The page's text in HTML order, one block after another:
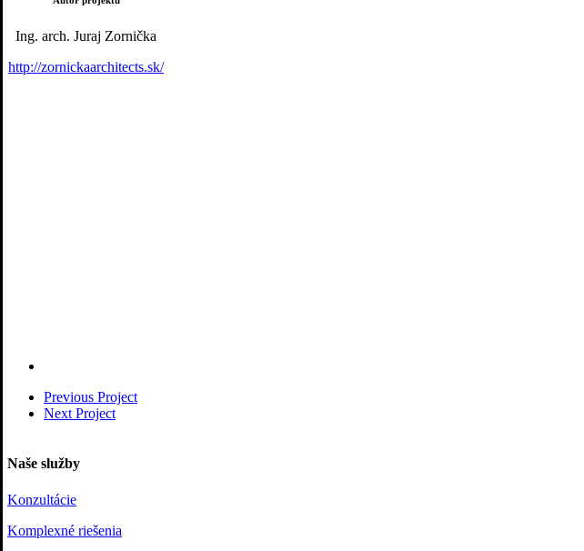
Ing. arch. Juraj Zornička
http://zornickaarchitects.sk/
Previous Project
Next Project
Naše služby
Konzultácie
Komplexné riešenia